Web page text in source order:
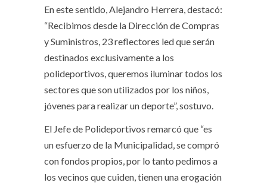
En este sentido, Alejandro Herrera, destacó:
“Recibimos desde la Dirección de Compras
y Suministros, 23 reflectores led que serán
destinados exclusivamente a los
polideportivos, queremos iluminar todos los
sectores que son utilizados por los niños,
jóvenes para realizar un deporte”, sostuvo.
El Jefe de Polideportivos remarcó que “es
un esfuerzo de la Municipalidad, se compró
con fondos propios, por lo tanto pedimos a
los vecinos que cuiden, tienen una erogación